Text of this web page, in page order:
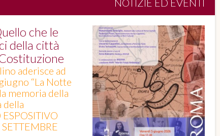
che le
della città
aderisce ad
“La Notte
memoria della
della